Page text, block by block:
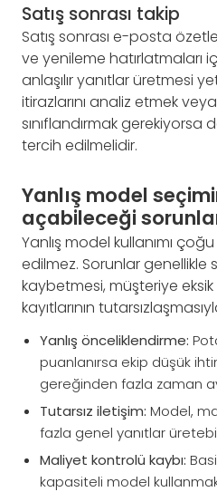
Satış sonrası takip
Satış sonrası e-posta
ve yenileme hatırlatmaları
anlaşılır yanıtlar üretmesi
itirazlarını analiz etmek
sınıflandırmak
tercih edilmelidir.
Yanlış model
açabileceği
Yanlış model kullanımı
edilmez. Sorunlar genellikle
kaybetmesi, müşteriye
kayıtlarının
Yanlış önceliklendirme:
puanlanırsa ekip düşük
gereğinden fazla zaman
Tutarsız iletişim: Model,
fazla genel yanıtlar
Maliyet kontrolü kaybı:
kapasiteli model